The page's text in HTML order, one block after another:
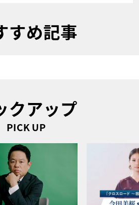
すめ記事
クアップ
PICK UP